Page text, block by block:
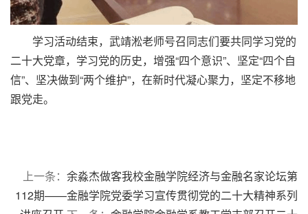
学习活动结束，武靖淞老师号召同志们要共同学习党的
二十大党章，学习党的历史，增强“四个意识”、坚定“四个自
信”、坚决做到“两个维护”，在新时代凝心聚力，坚定不移地
跟党走。
上一条： 余淼杰做客我校金融学院经济与金融名家论坛第
112期——金融学院党委学习宣传贯彻党的二十大精神系列